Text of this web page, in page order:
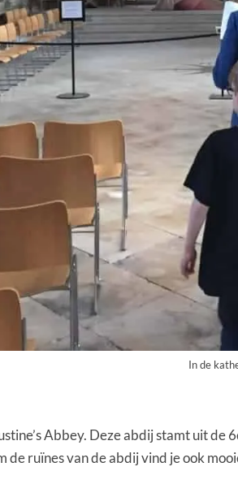
In de
Abbey. Deze abdij stamt uit
de ruïnes van de abdij vind je ook